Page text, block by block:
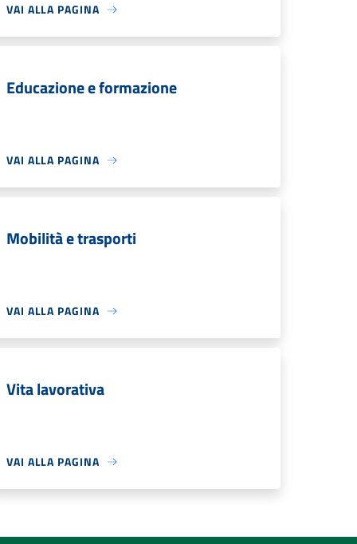
VAI ALLA PAGINA
Educazione e formazione
VAI ALLA PAGINA
Mobilità e trasporti
VAI ALLA PAGINA
Vita lavorativa
VAI ALLA PAGINA